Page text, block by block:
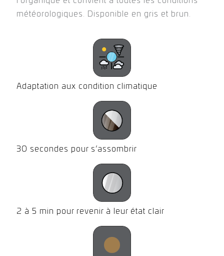
Le verre minéral photochromique disperse
moins les couleurs qu’un verre minéral. Avec un
l’organique et convient à toutes les conditions
météorologiques. Disponible en gris et brun.
climatique
30
secondes
pour
s’assombrir
météorologiques. Disponible en gris et brun.
Adaptation aux condition climatique
30 secondes pour s’assombrir
2 à 5 min pour revenir à leur état clair